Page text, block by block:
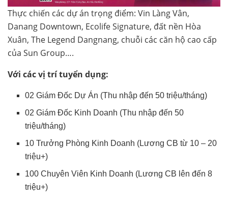
Thực chiến các dự án trọng điểm: Vin Làng Vân,
Danang Downtown, Ecolife Signature, đất nền Hòa
Xuân, The Legend Dangnang, chuỗi các căn hộ cao cấp
của Sun Group….
Với các vị trí tuyển dụng:
02 Giám Đốc Dự Án (Thu nhập đến 50 triệu/tháng)
02 Giám Đốc Kinh Doanh (Thu nhập đến 50
triệu/tháng)
10 Trưởng Phòng Kinh Doanh (Lương CB từ 10 – 20
triệu+)
100 Chuyên Viên Kinh Doanh (Lương CB lên đến 8
triệu+)